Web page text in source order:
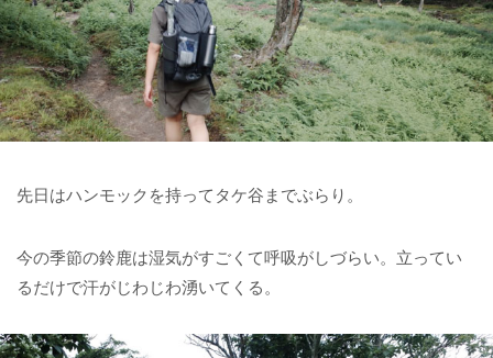
先日はハンモックを持ってタケ谷までぶらり。
今の季節の鈴鹿は湿気がすごくて呼吸がしづらい。立ってい
るだけで汗がじわじわ湧いてくる。